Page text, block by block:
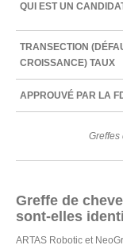
QUI EST UN
TRANSECTION
CROISSANCE) TAUX
APPROUVÉ PAR LA
Greffes
Greffe de
sont-elles
ARTAS Robotic et